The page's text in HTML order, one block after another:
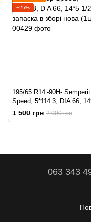
−25%
195/65 R14 -90H-
Speed, 5*114.3, DIA 66,
1/2 JJ запаска в зборі нова
1 500 грн 2 000 грн
063 343